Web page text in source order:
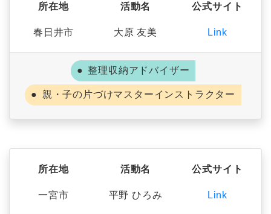
所在地
春日井市
活動名
大原 友美
公式サイト
Link
整理収納アドバイザー
親・子の片づけマスターインストラクター
所在地
一宮市
活動名
平野 ひろみ
公式サイト
Link